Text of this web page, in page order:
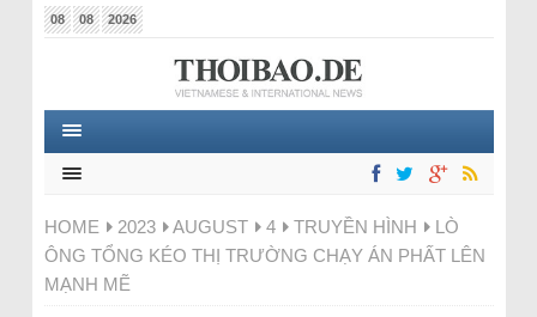
08 08 2026
HOME 2023 AUGUST 4 TRUYỀN HÌNH
LÒ
ÔNG TỔNG KÉO THỊ TRƯỜNG CHẠY ÁN PHẤT LÊN
MẠNH MẼ